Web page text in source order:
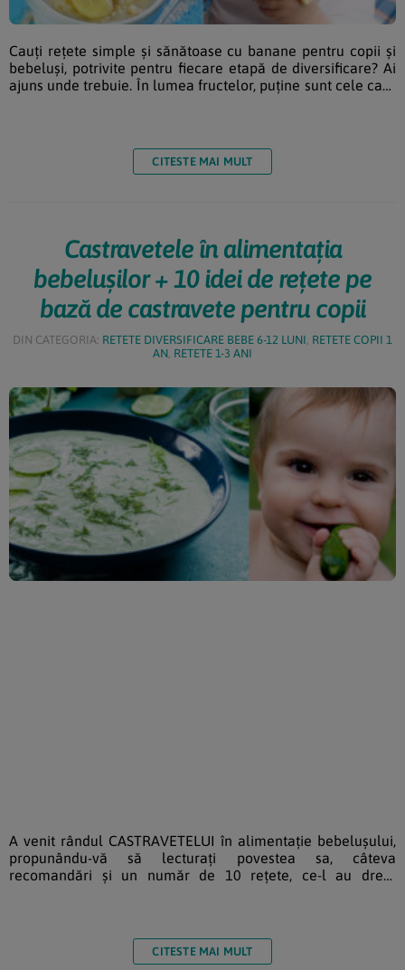
Cauți rețete simple și sănătoase cu banane pentru copii și
bebeluși, potrivite pentru fiecare etapă de diversificare? Ai
ajuns unde trebuie. În lumea fructelor, puține sunt cele care
ce îl face o componentă vitală în fiecare etapă a vieții, mai
CITESTE MAI MULT
Castravetele în alimentația
bebelușilor + 10 idei de rețete pe
bază de castravete pentru copii
DIN CATEGORIA: RETETE DIVERSIFICARE BEBE 6-12 LUNI RETETE COPII 1
AN RETETE 1-3 ANI
A venit rândul CASTRAVETELUI în alimentație bebelușului,
propunându-vă să lecturați povestea sa, câteva
recomandări și un număr de 10 rețete, ce-l au drept
situeaza pe locul patru în productia globală a legumelor) și
este cunoscut pentru beneficiile aduse sănătății
CITESTE MAI MULT